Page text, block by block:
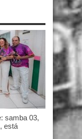
samba 03,
está